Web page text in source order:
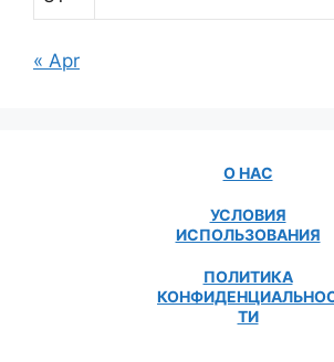
« Apr
О НАС
УСЛОВИЯ
ИСПОЛЬЗОВАНИЯ
ПОЛИТИКА
ТИ